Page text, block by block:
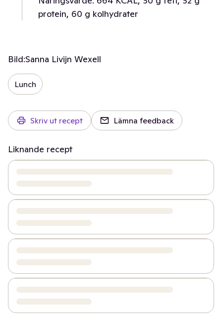
protein, 60 g kolhydrater
Bild:Sanna Livijn Wexell
Lunch
Skriv ut recept Lämna feedback
Liknande recept